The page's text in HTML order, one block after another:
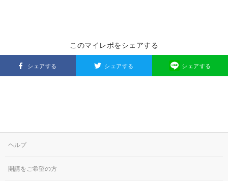
このマイレポをシェアする
シェアする シェアする シェアする
ヘルプ
開講をご希望の方